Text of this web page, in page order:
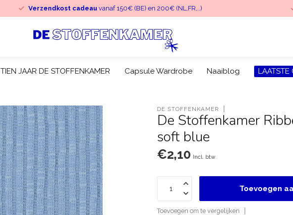
Verzendkost cadeauvanaf 150€ (BE) en 200€ (NL,FR,..)
TIEN JAAR DE STOFFENKAMER Capsule Wardrobe Naaiblog LAATSTE
DE STOFFENKAMER
De Stoffenkamer
soft blue
€2,10 Incl. btw
Toevoegen
Toevoegen om te vergelijken